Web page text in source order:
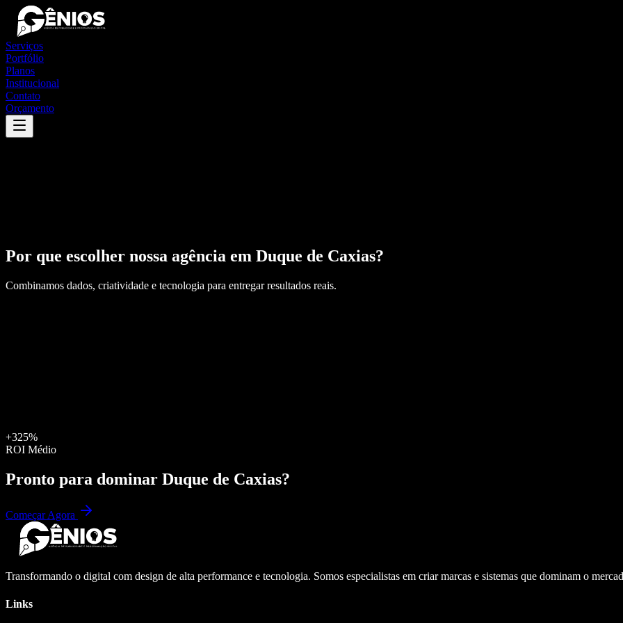
Serviços
Portfólio
Planos
Institucional
Contato
Orçamento
Por que escolher nossa agência em Duque de Caxias?
Combinamos dados, criatividade e tecnologia para entregar resultados reais.
+325%
ROI Médio
Pronto para dominar Duque de Caxias?
Começar Agora
Transformando o digital com design de alta performance e tecnologia. Somos especialistas em criar marcas e sistemas que dominam o
Links